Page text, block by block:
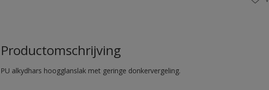
Productomschrijving
PU alkydhars hoogglanslak met geringe donkervergeling.